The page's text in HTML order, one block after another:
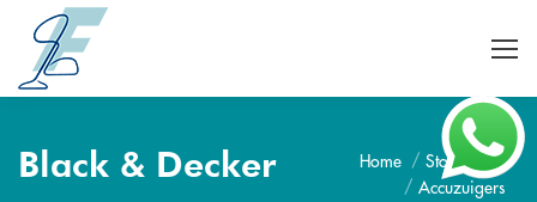
Black & Decker Je bent hier:
Home
Stofzuigers
Accuzuigers